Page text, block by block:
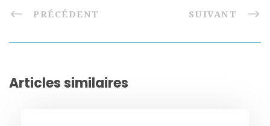
PRÉCÉDENT SUIVANT
Articles similaires